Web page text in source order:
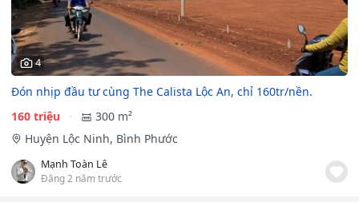
4
Đón nhịp đầu tư cùng The Calista Lộc An, chỉ 160tr/nền.
160 triệu
300 m²
Huyện Lộc Ninh, Bình Phước
Mạnh Toàn Lê
Đăng 2 năm trước